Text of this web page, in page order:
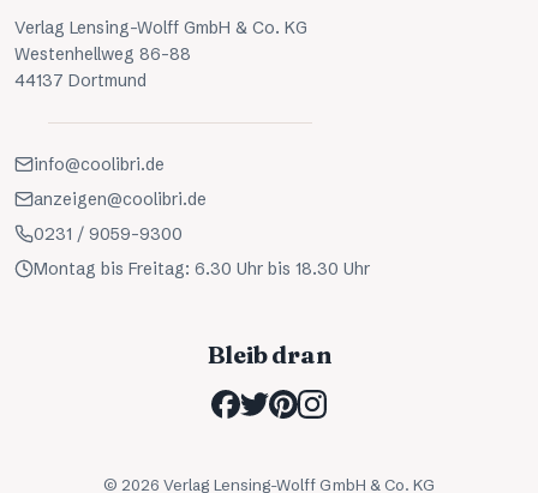
Verlag Lensing-Wolff GmbH & Co. KG
Westenhellweg 86-88
44137 Dortmund
info@coolibri.de
anzeigen@coolibri.de
0231 / 9059-9300
Montag bis Freitag: 6.30 Uhr bis 18.30 Uhr
Bleib dran
© 2026 Verlag Lensing-Wolff GmbH & Co. KG